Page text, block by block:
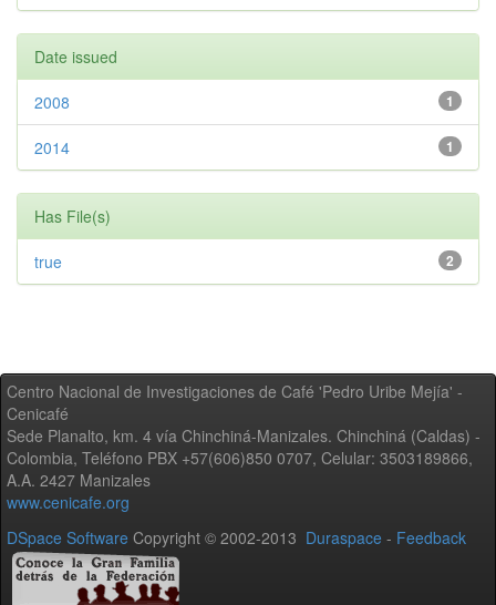
Date issued
1
2008
1
2014
Has File(s)
2
true
Centro Nacional de Investigaciones de Café 'Pedro Uribe Mejía' -
Cenicafé
Sede Planalto, km. 4 vía Chinchiná-Manizales. Chinchiná (Caldas) -
Colombia, Teléfono PBX +57(606)850 0707, Celular: 3503189866,
A.A. 2427 Manizales
www.cenicafe.org
DSpace Software Copyright © 2002-2013 Duraspace - Feedback